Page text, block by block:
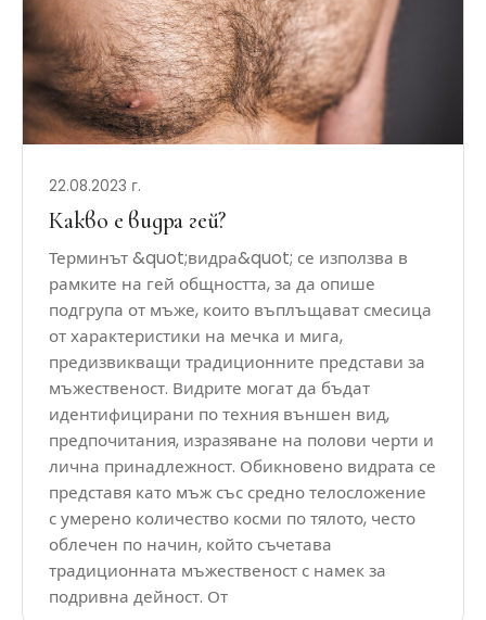
22.08.2023 г.
Какво е видра гей?
Терминът &quot;видра&quot; се използва в
рамките на гей общността, за да опише
подгрупа от мъже, които въплъщават смесица
от характеристики на мечка и мига,
предизвикващи традиционните представи за
мъжественост. Видрите могат да бъдат
идентифицирани по техния външен вид,
предпочитания, изразяване на полови черти и
лична принадлежност. Обикновено видрата се
представя като мъж със средно телосложение
с умерено количество косми по тялото, често
облечен по начин, който съчетава
традиционната мъжественост с намек за
подривна дейност. От